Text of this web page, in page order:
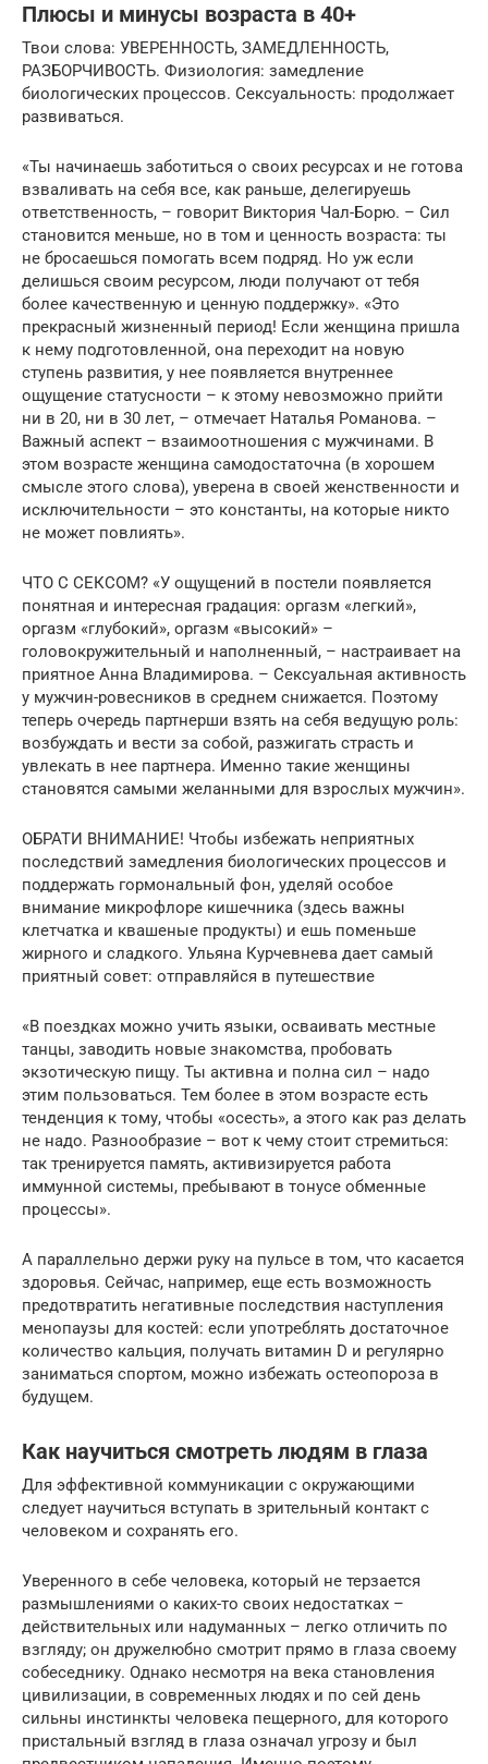
Плюсы и минусы возраста в 40+
Твои слова: УВЕРЕННОСТЬ, ЗАМЕДЛЕННОСТЬ,
РАЗБОРЧИВОСТЬ. Физиология: замедление
биологических процессов. Сексуальность: продолжает
развиваться.
«Ты начинаешь заботиться о своих ресурсах и не готова
взваливать на себя все, как раньше, делегируешь
ответственность, – говорит Виктория Чал-Борю. – Сил
становится меньше, но в том и ценность возраста: ты
не бросаешься помогать всем подряд. Но уж если
делишься своим ресурсом, люди получают от тебя
более качественную и ценную поддержку». «Это
прекрасный жизненный период! Если женщина пришла
к нему подготовленной, она переходит на новую
ступень развития, у нее появляется внутреннее
ощущение статусности – к этому невозможно прийти
ни в 20, ни в 30 лет, – отмечает Наталья Романова. –
Важный аспект – взаимоотношения с мужчинами. В
этом возрасте женщина самодостаточна (в хорошем
смысле этого слова), уверена в своей женственности и
исключительности – это константы, на которые никто
не может повлиять».
ЧТО С СЕКСОМ? «У ощущений в постели появляется
понятная и интересная градация: оргазм «легкий»,
оргазм «глубокий», оргазм «высокий» –
головокружительный и наполненный, – настраивает на
приятное Анна Владимирова. – Сексуальная активность
у мужчин-ровесников в среднем снижается. Поэтому
теперь очередь партнерши взять на себя ведущую роль:
возбуждать и вести за собой, разжигать страсть и
увлекать в нее партнера. Именно такие женщины
становятся самыми желанными для взрослых мужчин».
ОБРАТИ ВНИМАНИЕ! Чтобы избежать неприятных
последствий замедления биологических процессов и
поддержать гормональный фон, уделяй особое
внимание микрофлоре кишечника (здесь важны
клетчатка и квашеные продукты) и ешь поменьше
жирного и сладкого. Ульяна Курчевнева дает самый
приятный совет: отправляйся в путешествие
«В поездках можно учить языки, осваивать местные
танцы, заводить новые знакомства, пробовать
экзотическую пищу. Ты активна и полна сил – надо
этим пользоваться. Тем более в этом возрасте есть
тенденция к тому, чтобы «осесть», а этого как раз делать
не надо. Разнообразие – вот к чему стоит стремиться:
так тренируется память, активизируется работа
иммунной системы, пребывают в тонусе обменные
процессы».
А параллельно держи руку на пульсе в том, что касается
здоровья. Сейчас, например, еще есть возможность
предотвратить негативные последствия наступления
менопаузы для костей: если употреблять достаточное
количество кальция, получать витамин D и регулярно
заниматься спортом, можно избежать остеопороза в
будущем.
Как научиться смотреть людям в глаза
Для эффективной коммуникации с окружающими
следует научиться вступать в зрительный контакт с
человеком и сохранять его.
Уверенного в себе человека, который не терзается
размышлениями о каких-то своих недостатках –
действительных или надуманных – легко отличить по
взгляду; он дружелюбно смотрит прямо в глаза своему
собеседнику. Однако несмотря на века становления
цивилизации, в современных людях и по сей день
сильны инстинкты человека пещерного, для которого
пристальный взгляд в глаза означал угрозу и был